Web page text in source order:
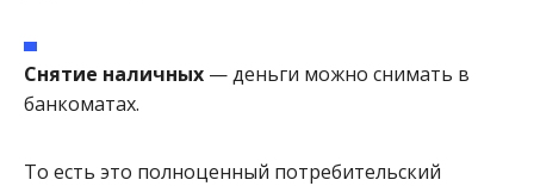
Снятие наличных — деньги можно снимать в
банкоматах.
То есть это полноценный потребительский